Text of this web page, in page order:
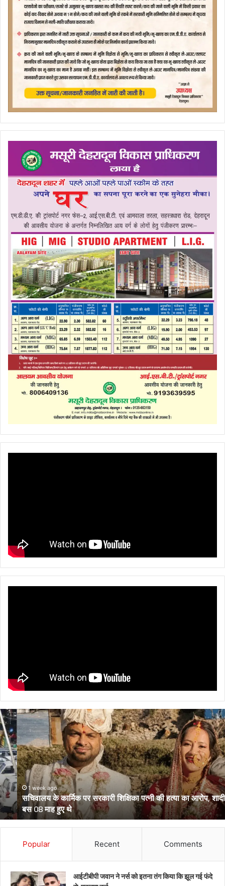
सचिवालय
के
कार्मिक
पर
सरकारी
शिक्षिका
पत्नी
की
हत्या
का
आरोप,
शादी
08
1 week ago
सचिवालय के कार्मिक पर सरकारी शिक्षिका पत्नी की हत्या का आरोप, शादी को
बस 08 माह हुए थे
Popular Recent Comments
आईटीबीपी जवान ने नर्स को इतना तंग किया कि झूल गई फंदे